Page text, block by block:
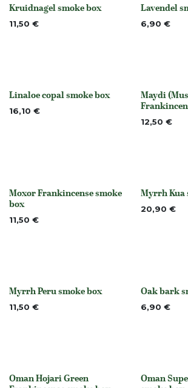
None
Kruidnagel smoke box
11,50 € None
Lavendel
6,90 €
Niet op voorraad
Linaloe copal smoke box
16,10 € None
Maydi
12,50 €
None
Moxor Frankincense smoke
box
11,50 €
None
Myrrh Kua
20,90 €
None
Myrrh Peru smoke box
11,50 € None
Oak bark
6,90 €
None
Oman Hojari Green None
Oman